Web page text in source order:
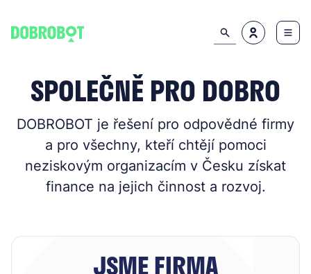
SPOLEČNĚ PRO DOBRO
DOBROBOT je řešení pro odpovědné firmy
a pro všechny, kteří chtějí pomoci
neziskovým organizacím v Česku získat
finance na jejich činnost a rozvoj.
JSME FIRMA